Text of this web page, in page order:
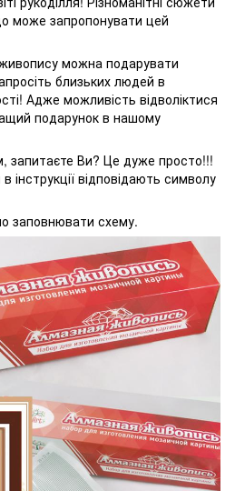
може запропонувати цей
можна подарувати
близьких людей в
Адже можливість відволіктися
подарунок в нашому
запитаєте Ви? Це дуже просто!!!
інструкції відповідають символу
заповнювати схему.